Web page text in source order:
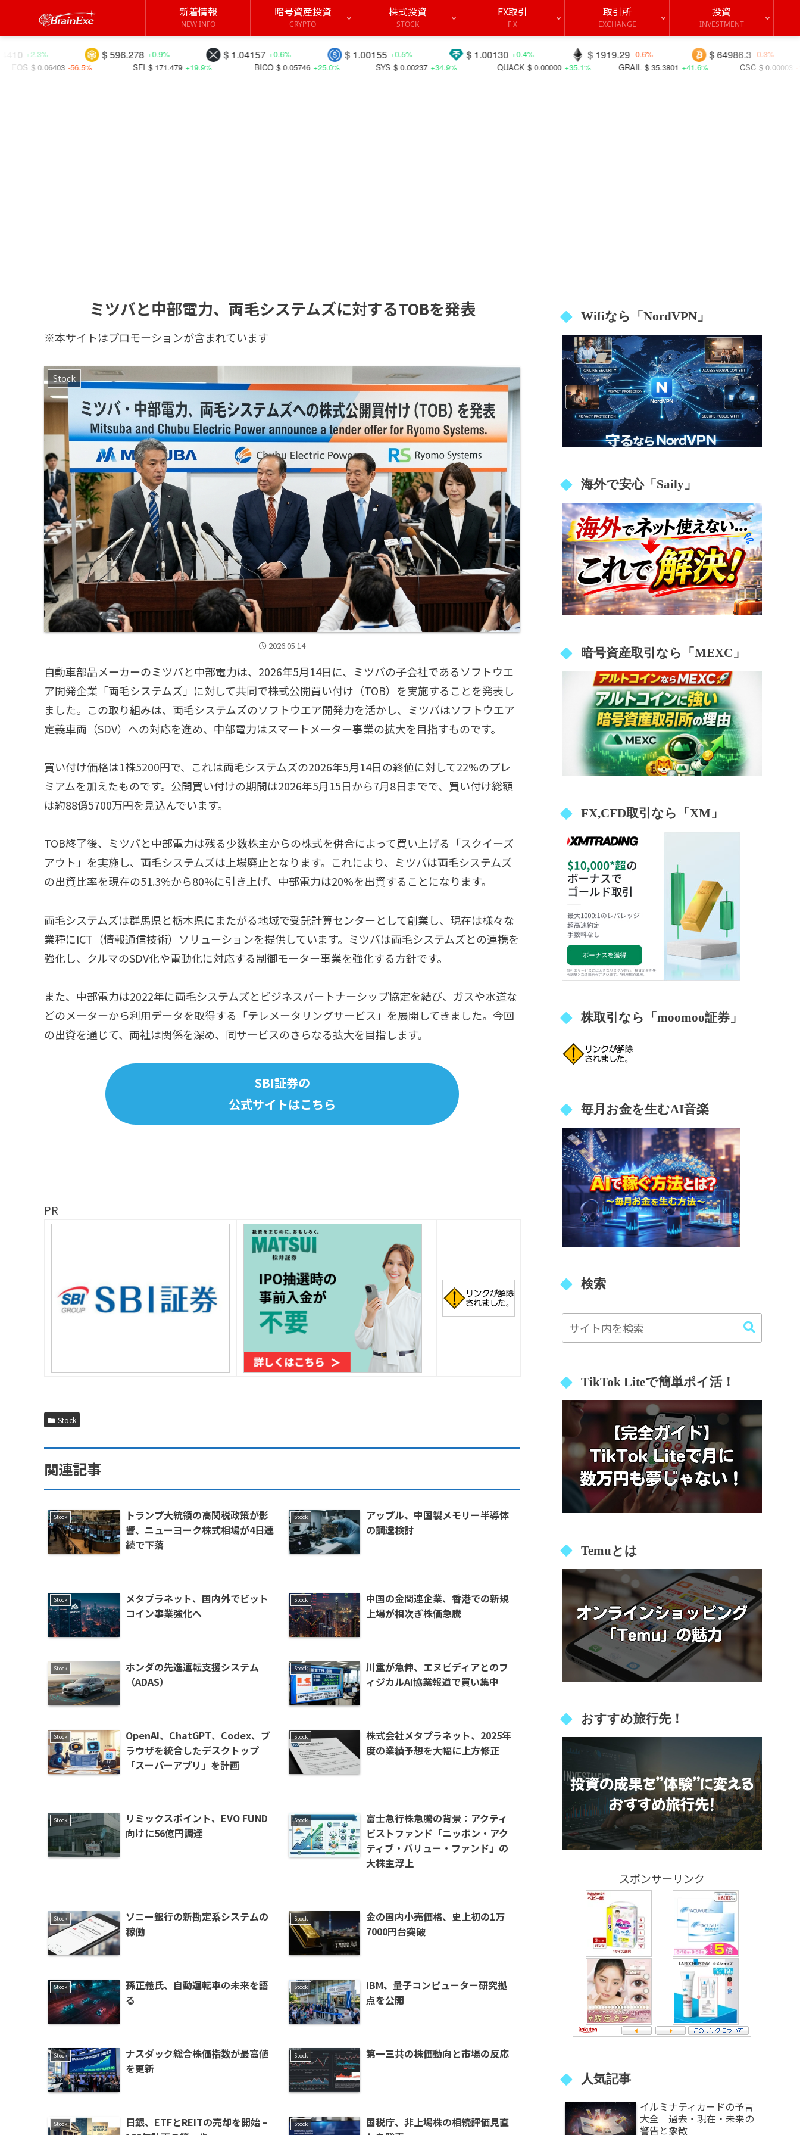
新着情報
NEW INFO
暗号資産投資
CRYPTO
株式投資
STOCK
FX取引
F X
取引所
EXCHANGE
投資
INVESTMENT
$ 64986.3 -0.3%
$ 1919.29 -0.6%
$ 1.00130 +0.4%
$ 1.00155 +0.5%
$ 1.04157 +0.6%
$ 596.278 +0.9% $
GRAIL $ 35.3801 +41.6%
QUACK $ 0.00000 +35.1%
SYS $ 0.00237 +34.9%
BICO $ 0.05746 +25.0%
SFI $ 171.479 +19.9% CSC $ 0.00003 -12.2%
ミツバと中部電力、両毛システムズに対するTOBを発表
※本サイトはプロモーションが含まれています
Stock
2026.05.14
自動車部品メーカーのミツバと中部電力は、2026年5月14日に、ミツバの子会社であるソフトウエ
ア開発企業「両毛システムズ」に対して共同で株式公開買い付け（TOB）を実施することを発表し
ました。この取り組みは、両毛システムズのソフトウエア開発力を活かし、ミツバはソフトウエア
定義車両（SDV）への対応を進め、中部電力はスマートメーター事業の拡大を目指すものです。
買い付け価格は1株5200円で、これは両毛システムズの2026年5月14日の終値に対して22%のプレ
ミアムを加えたものです。公開買い付けの期間は2026年5月15日から7月8日までで、買い付け総額
は約88億5700万円を見込んでいます。
TOB終了後、ミツバと中部電力は残る少数株主からの株式を併合によって買い上げる「スクイーズ
アウト」を実施し、両毛システムズは上場廃止となります。これにより、ミツバは両毛システムズ
の出資比率を現在の51.3%から80%に引き上げ、中部電力は20%を出資することになります。
両毛システムズは群馬県と栃木県にまたがる地域で受託計算センターとして創業し、現在は様々な
業種にICT（情報通信技術）ソリューションを提供しています。ミツバは両毛システムズとの連携を
強化し、クルマのSDV化や電動化に対応する制御モーター事業を強化する方針です。
また、中部電力は2022年に両毛システムズとビジネスパートナーシップ協定を結び、ガスや水道な
どのメーターから利用データを取得する「テレメータリングサービス」を展開してきました。今回
の出資を通じて、両社は関係を深め、同サービスのさらなる拡大を目指します。
SBI証券の
公式サイトはこちら
PR
Stock
関連記事
Stock
トランプ大統領の高関税政策が影
響、ニューヨーク株式相場が4日連
続で下落
Stock
アップル、中国製メモリー半導体
の調達検討
Stock
メタプラネット、国内外でビット
コイン事業強化へ
Stock
中国の金関連企業、香港での新規
上場が相次ぎ株価急騰
Stock
ホンダの先進運転支援システム
（ADAS）
Stock
川重が急伸、エヌビディアとのフ
ィジカルAI協業報道で買い集中
Stock
OpenAI、ChatGPT、Codex、ブ
ラウザを統合したデスクトップ
「スーパーアプリ」を計画
Stock
株式会社メタプラネット、2025年
度の業績予想を大幅に上方修正
Stock
リミックスポイント、EVO FUND
向けに56億円調達
Stock
富士急行株急騰の背景：アクティ
ビストファンド「ニッポン・アク
ティブ・バリュー・ファンド」の
大株主浮上
Stock
ソニー銀行の新勘定系システムの
稼働
Stock
金の国内小売価格、史上初の1万
7000円台突破
Stock
孫正義氏、自動運転車の未来を語
る
Stock
IBM、量子コンピューター研究拠
点を公開
Stock
ナスダック総合株価指数が最高値
を更新
Stock 第一三共の株価動向と市場の反応
Stock
日銀、ETFとREITの売却を開始 –
Stock
国税庁、非上場株の相続評価見直
Wifiなら「NordVPN」
海外で安心「Saily」
暗号資産取引なら「MEXC」
FX,CFD取引なら「XM」
株取引なら「moomoo証券」
毎月お金を生むAI音楽
検索
TikTok Liteで簡単ポイ活！
Temuとは
おすすめ旅行先！
スポンサーリンク
人気記事
イルミナティカードの予言
大全｜過去・現在・未来の
警告と象徴